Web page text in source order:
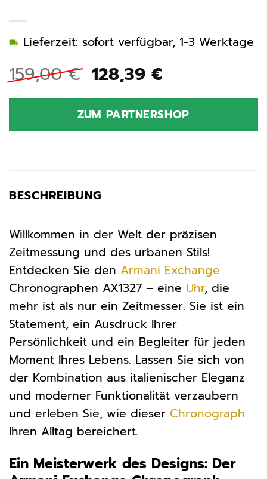
159,00€ Ursprünglicher
Preis
war:
159,00 €
128,39 €Aktueller
ist:
128,39 €.
Lieferzeit: sofort verfügbar, 1-3 Werktage
ZUM PARTNERSHOP
BESCHREIBUNG
Willkommen in der Welt der präzisen
Zeitmessung und des urbanen Stils!
Entdecken Sie den Armani Exchange
Chronographen AX1327 – eine Uhr, die
mehr ist als nur ein Zeitmesser. Sie ist ein
Statement, ein Ausdruck Ihrer
Persönlichkeit und ein Begleiter für jeden
Moment Ihres Lebens. Lassen Sie sich von
der Kombination aus italienischer Eleganz
und moderner Funktionalität verzaubern
und erleben Sie, wie dieser Chronograph
Ihren Alltag bereichert.
Ein Meisterwerk des Designs: Der